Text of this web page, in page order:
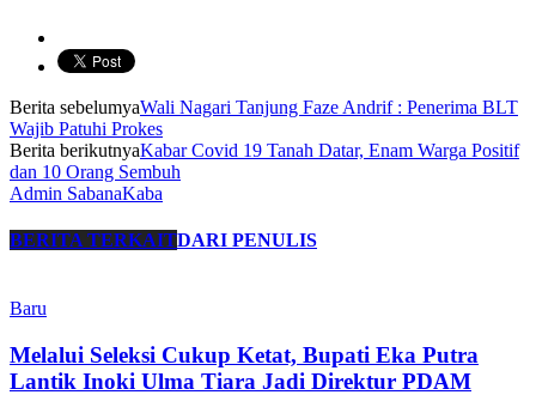
Berita sebelumyaWali Nagari Tanjung Faze Andrif : Penerima BLT
Wajib Patuhi Prokes
Berita berikutnyaKabar Covid 19 Tanah Datar, Enam Warga Positif
dan 10 Orang Sembuh
Admin SabanaKaba
BERITA TERKAITDARI PENULIS
Baru
Melalui Seleksi Cukup Ketat, Bupati Eka Putra
Lantik Inoki Ulma Tiara Jadi Direktur PDAM